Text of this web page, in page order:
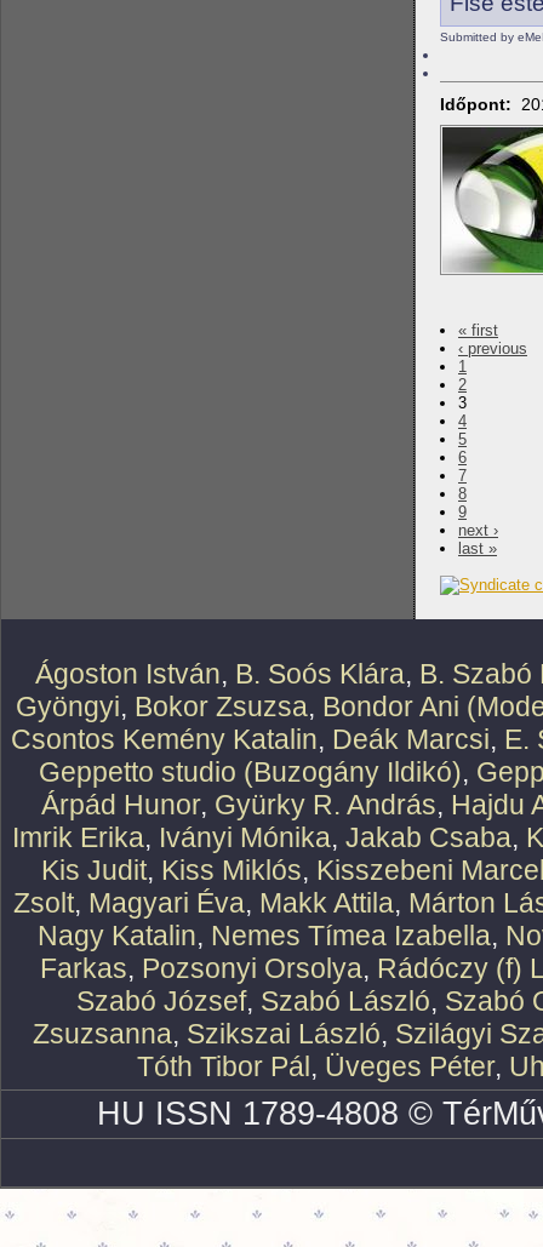
Submitted by
Időpont:
« first
‹ previous
1
2
3
4
5
6
7
8
9
next ›
last »
Ágoston István, B. Soós Klára, B. Szabó
Gyöngyi, Bokor Zsuzsa, Bondor Ani
Csontos Kemény Katalin, Deák Marcsi, E.
Geppetto studio (Buzogány Ildikó),
Árpád Hunor, Gyürky R. András, Hajdu
Imrik Erika, Iványi Mónika, Jakab Csaba,
Kis Judit, Kiss Miklós, Kisszebeni
Zsolt, Magyari Éva, Makk Attila, Márton
Nagy Katalin, Nemes Tímea Izabella,
Farkas, Pozsonyi Orsolya, Rádóczy (f)
Szabó József, Szabó László, Szabó
Zsuzsanna, Szikszai László, Szilágyi
Tóth Tibor Pál, Üveges Péter,
HU ISSN 1789-4808 ©